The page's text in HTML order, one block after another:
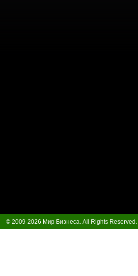
© 2009-2026 Мир Бизнеса. All Rights Reserved.